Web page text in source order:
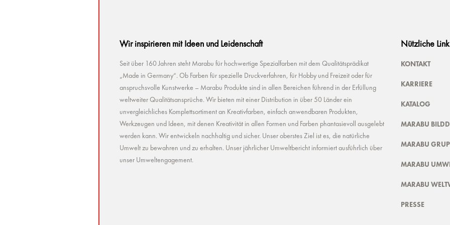
Wir inspirieren mit Ideen und Leidenschaft
Seit über 160 Jahren steht Marabu für hochwertige Spezialfarben mit dem Qualitätsprädikat
„Made in Germany“. Ob Farben für spezielle Druckverfahren, für Hobby und Freizeit oder für
anspruchsvolle Kunstwerke – Marabu Produkte sind in allen Bereichen führend in der Erfüllung
weltweiter Qualitätsansprüche. Wir bieten mit einer Distribution in über 50 Länder ein
unvergleichliches Komplettsortiment an Kreativfarben, einfach anwendbaren Produkten,
Werkzeugen und Ideen, mit denen Kreativität in allen Formen und Farben phantasievoll ausgelebt
werden kann. Wir entwickeln nachhaltig und sicher. Unser oberstes Ziel ist es, die natürliche
Umwelt zu bewahren und zu erhalten. Unser jährlicher Umweltbericht informiert ausführlich über
unser Umweltengagement.
Nützliche
KONTAKT
KARRIERE
KATALOG
MARABU
MARABU
MARABU
MARABU
PRESSE